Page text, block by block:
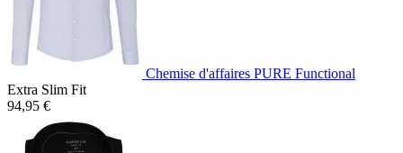
Chemise d'affaires PURE Functional
Extra Slim Fit
94,95 €